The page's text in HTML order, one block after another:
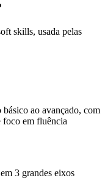
skills, usada pelas
ao avançado, com
foco em fluência
3 grandes eixos